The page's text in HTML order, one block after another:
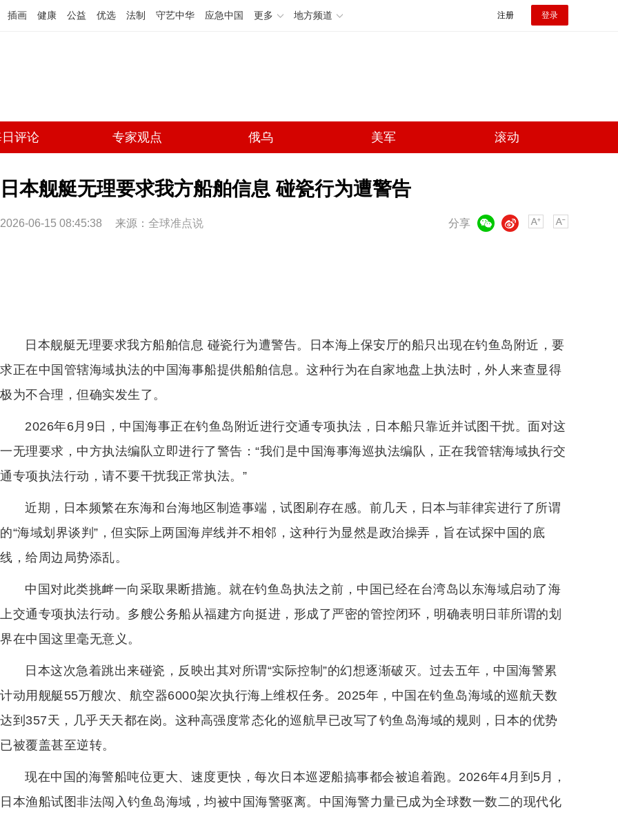
插画 健康 公益 优选 法制 守艺中华 应急中国 更多 地方频道 注册 登录
评论 专家观点 俄乌 美军 滚动
日本舰艇无理要求我方船舶信息 碰瓷行为遭警告
2026-06-15 08:45:38 来源： 全球准点说 分享
微博
日本舰艇无理要求我方船舶信息 碰瓷行为遭警告。日本海上保安厅的船只出现在钓鱼岛附近，要
求正在中国管辖海域执法的中国海事船提供船舶信息。这种行为在自家地盘上执法时，外人来查显得
极为不合理，但确实发生了。
2026年6月9日，中国海事正在钓鱼岛附近进行交通专项执法，日本船只靠近并试图干扰。面对这
一无理要求，中方执法编队立即进行了警告：“我们是中国海事海巡执法编队，正在我管辖海域执行交
通专项执法行动，请不要干扰我正常执法。”
近期，日本频繁在东海和台海地区制造事端，试图刷存在感。前几天，日本与菲律宾进行了所谓
的“海域划界谈判”，但实际上两国海岸线并不相邻，这种行为显然是政治操弄，旨在试探中国的底
线，给周边局势添乱。
中国对此类挑衅一向采取果断措施。就在钓鱼岛执法之前，中国已经在台湾岛以东海域启动了海
上交通专项执法行动。多艘公务船从福建方向挺进，形成了严密的管控闭环，明确表明日菲所谓的划
界在中国这里毫无意义。
日本这次急着跳出来碰瓷，反映出其对所谓“实际控制”的幻想逐渐破灭。过去五年，中国海警累
计动用舰艇55万艘次、航空器6000架次执行海上维权任务。2025年，中国在钓鱼岛海域的巡航天数
达到357天，几乎天天都在岗。这种高强度常态化的巡航早已改写了钓鱼岛海域的规则，日本的优势
已被覆盖甚至逆转。
现在中国的海警船吨位更大、速度更快，每次日本巡逻船搞事都会被追着跑。2026年4月到5月，
日本渔船试图非法闯入钓鱼岛海域，均被中国海警驱离。中国海警力量已成为全球数一数二的现代化